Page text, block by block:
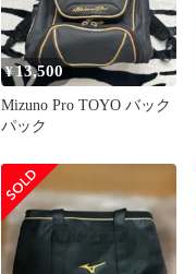
¥13,500
Mizuno Pro TOYO バック
パック